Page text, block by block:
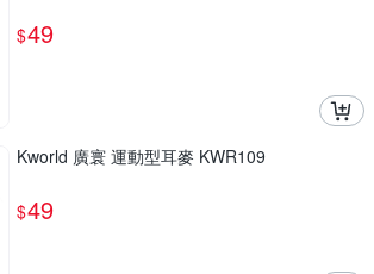
$49
Kworld 廣寰 運動型耳麥 KWR109
$49